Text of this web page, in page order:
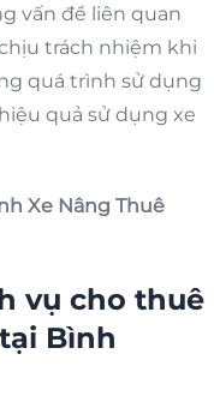
vấn đề liên quan
trách nhiệm khi
quá trình sử dụng
quả sử dụng xe
Xe Nâng Thuê
vụ cho thuê
Bình